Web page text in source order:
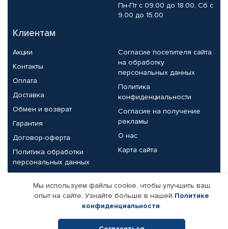
Пн-Пт с 09.00 до 18.00, Сб с
9.00 до 15.00
Клиентам
Акции
Контакты
Оплата
Доставка
Обмен и возврат
Гарантия
Договор-оферта
Политика обработки
персональных данных
Согласие посетителя сайта
на обработку
персональных данных
Политика
конфиденциальности
Согласие на получение
рекламы
О нас
Карта сайта
Партнерам
Корпоративным клиентам
Поставщикам
Реквизиты компании
Мы используем файлы cookie, чтобы улучшить ваш
опыт на сайте. Узнайте больше в нашей Политике
конфиденциальности.